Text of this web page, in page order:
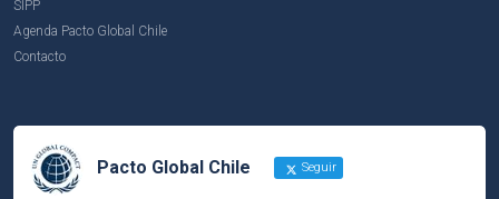
SIPP
Agenda Pacto Global Chile
Contacto
Pacto Global Chile Seguir